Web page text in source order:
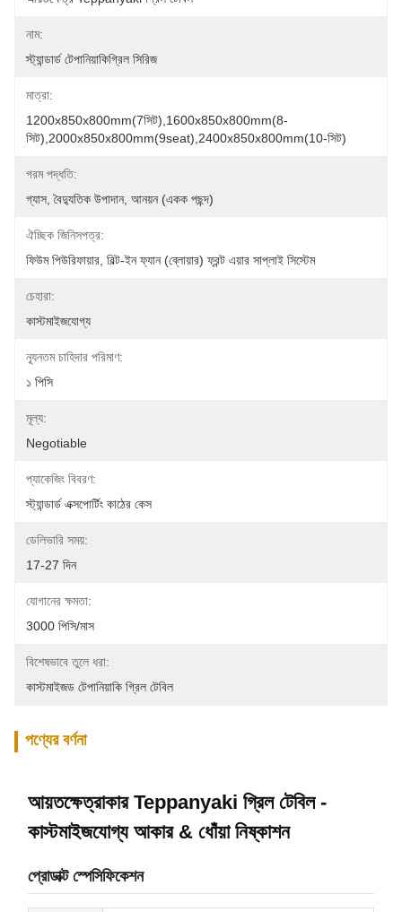
নাম:
স্ট্যান্ডার্ড টেপানিয়াকিগ্রিল সিরিজ
মাত্রা:
1200x850x800mm(7সিট),1600x850x800mm(8-
সিট),2000x850x800mm(9seat),2400x850x800mm(10-সিট)
গরম পদ্ধতি:
গ্যাস, বৈদ্যুতিক উপাদান, আনয়ন (একক পছন্দ)
ঐচ্ছিক জিনিসপত্র:
ফিউম পিউরিফায়ার, বিল্ট-ইন ফ্যান (ব্লোয়ার) ফ্রন্ট এয়ার সাপ্লাই সিস্টেম
চেহারা:
কাস্টমাইজযোগ্য
ন্যূনতম চাহিদার পরিমাণ:
১ পিসি
মূল্য:
Negotiable
প্যাকেজিং বিবরণ:
স্ট্যান্ডার্ড এক্সপোর্টিং কাঠের কেস
ডেলিভারি সময়:
17-27 দিন
যোগানের ক্ষমতা:
3000 পিসি/মাস
বিশেষভাবে তুলে ধরা:
কাস্টমাইজড টেপানিয়াকি গ্রিল টেবিল
পণ্যের বর্ণনা
আয়তক্ষেত্রাকার Teppanyaki গ্রিল টেবিল -
কাস্টমাইজযোগ্য আকার & ধোঁয়া নিষ্কাশন
প্রোডাক্ট স্পেসিফিকেশন